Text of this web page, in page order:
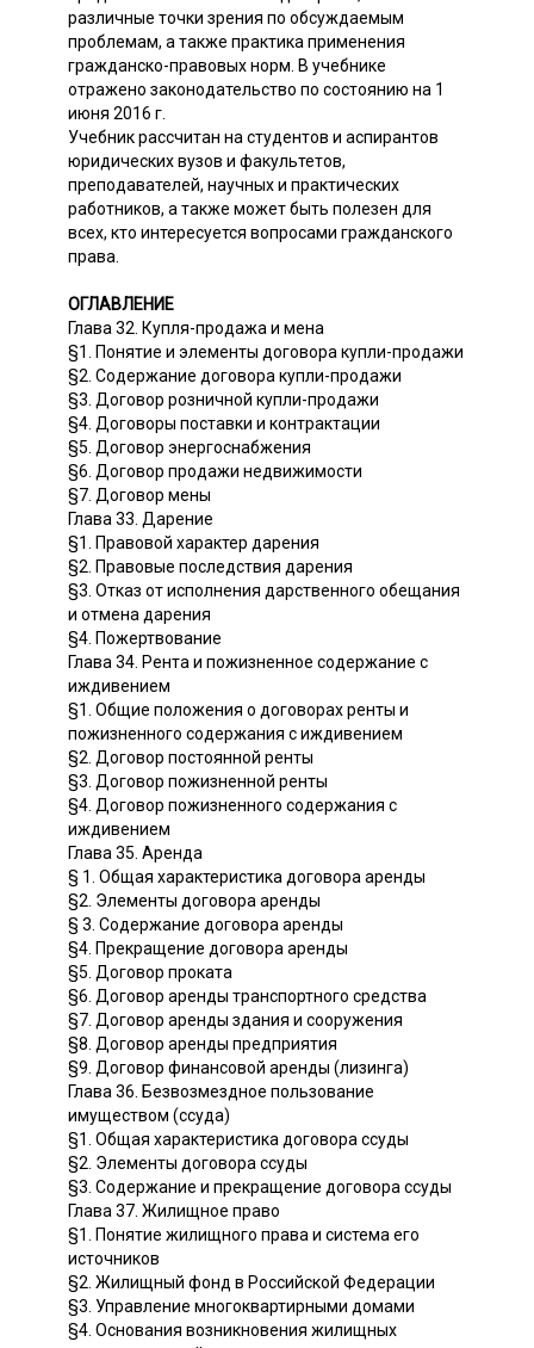
различные точки зрения по обсуждаемым
проблемам, а также практика применения
гражданско-правовых норм. В учебнике
отражено законодательство по состоянию на 1
июня 2016 г.
Учебник рассчитан на студентов и аспирантов
юридических вузов и факультетов,
преподавателей, научных и практических
работников, а также может быть полезен для
всех, кто интересуется вопросами гражданского
права.
ОГЛАВЛЕНИЕ
Глава 32. Купля-продажа и мена
§1. Понятие и элементы договора купли-продажи
§2. Содержание договора купли-продажи
§3. Договор розничной купли-продажи
§4. Договоры поставки и контрактации
§5. Договор энергоснабжения
§6. Договор продажи недвижимости
§7. Договор мены
Глава 33. Дарение
§1. Правовой характер дарения
§2. Правовые последствия дарения
§3. Отказ от исполнения дарственного обещания
и отмена дарения
§4. Пожертвование
Глава 34. Рента и пожизненное содержание с
иждивением
§1. Общие положения о договорах ренты и
пожизненного содержания с иждивением
§2. Договор постоянной ренты
§3. Договор пожизненной ренты
§4. Договор пожизненного содержания с
иждивением
Глава 35. Аренда
§ 1. Общая характеристика договора аренды
§2. Элементы договора аренды
§ 3. Содержание договора аренды
§4. Прекращение договора аренды
§5. Договор проката
§6. Договор аренды транспортного средства
§7. Договор аренды здания и сооружения
§8. Договор аренды предприятия
§9. Договор финансовой аренды (лизинга)
Глава 36. Безвозмездное пользование
имуществом (ссуда)
§1. Общая характеристика договора ссуды
§2. Элементы договора ссуды
§3. Содержание и прекращение договора ссуды
Глава 37. Жилищное право
§1. Понятие жилищного права и система его
источников
§2. Жилищный фонд в Российской Федерации
§3. Управление многоквартирными домами
§4. Основания возникновения жилищных